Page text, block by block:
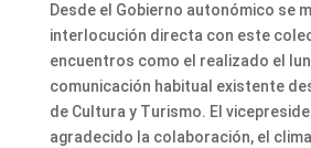
Desde el Gobierno autonómico se
interlocución directa con este
encuentros como el realizado el
comunicación habitual existente
de Cultura y Turismo. El
agradecido la colaboración, el